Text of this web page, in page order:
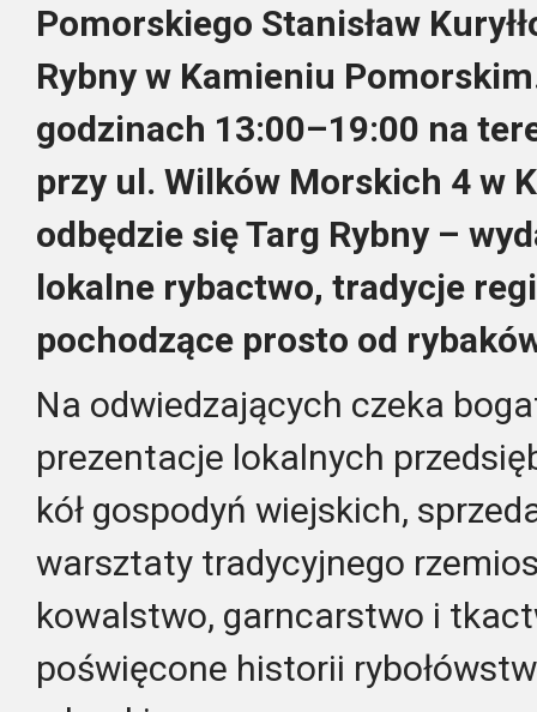
Pomorskiego Stanisław
Rybny w Kamieniu
godzinach 13:00–19:00 na
przy ul. Wilków Morskich 4 w
odbędzie się Targ Rybny –
lokalne rybactwo, tradycje
pochodzące prosto od
Na odwiedzających czeka
prezentacje lokalnych
kół gospodyń wiejskich,
warsztaty tradycyjnego
kowalstwo, garncarstwo i
poświęcone historii